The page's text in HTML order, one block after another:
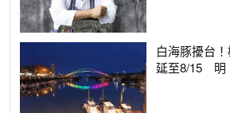
白海豚擾台
延至8/15 明